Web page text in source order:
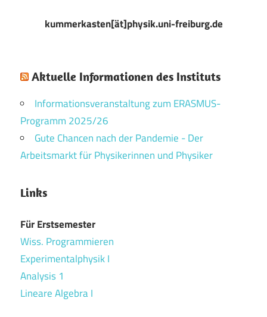
kummerkasten[ät]physik.uni-freiburg.de
Aktuelle Informationen des Instituts
Informationsveranstaltung zum ERASMUS-
Programm 2025/26
Gute Chancen nach der Pandemie - Der
Arbeitsmarkt für Physikerinnen und Physiker
Links
Für Erstsemester
Wiss. Programmieren
Experimentalphysik I
Analysis 1
Lineare Algebra I